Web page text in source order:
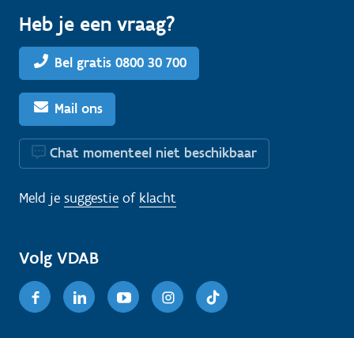
Heb je een vraag?
Bel gratis 0800 30 700
Mail ons
Chat momenteel niet beschikbaar
Meld je suggestie of klacht
Volg VDAB
FacebookLinkedinYoutubeInstagram